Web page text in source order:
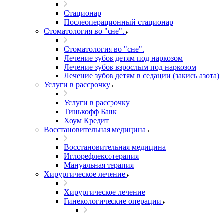
Стационар
Послеоперационный стационар
Стоматология во "сне".
Стоматология во "сне".
Лечение зубов детям под наркозом
Лечение зубов взрослым под наркозом
Лечение зубов детям в седации (закись азота)
Услуги в рассрочку
Услуги в рассрочку
Тинькофф Банк
Хоум Кредит
Восстановительная медицина
Восстановительная медицина
Иглорефлексотерапия
Мануальная терапия
Хирургическое лечение
Хирургическое лечение
Гинекологические операции